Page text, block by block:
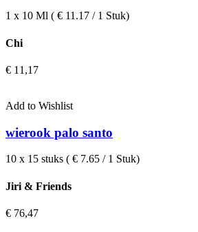
1 x 10 Ml ( € 11.17 / 1 Stuk)
Chi
€ 11,17
Add to Wishlist
wierook palo santo
10 x 15 stuks ( € 7.65 / 1 Stuk)
Jiri & Friends
€ 76,47